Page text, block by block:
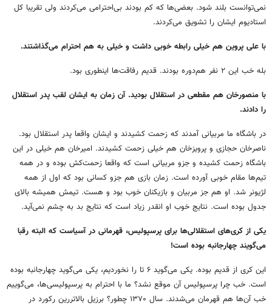
نمی‌توانست بلند شود. بعضی‌ها که کم بودند بی‌احترامی می‌کردند ولی تقریبا کل
استادیوم ایشان را تشویق می‌کردند.
با علی پروین هم خیلی رابطه خوبی داشت و خیلی به هم احترام می‌گذاشتند.
بله خب این ۲ نفر هم‌دوره بودند. قدیم رفاقت‌ها اینطوری بود.
با منصورخان هم مقطعی در استقلال بودید. آن زمان به ایشان لقب پدر استقلال
را دادند.
در باشگاه ما مربیانی آمدند که زحمت کشیدند و ایشان واقعا پدر استقلال بود.
ناصرخان حجازی و پرویزخان هم خیلی زحمت کشیدند. امیرخان هم خیلی در این
باشگاه زحمت کشیده و جزو مربیانی است که واقعا زحمت‌کش بوده و در همه
تیم‌ها مقام خوبی آورده است. زمان بازی هم جزو کسانی بود که اول از همه
لژیونر شد. او هم جز مربیان و بازیکنان خوب بود و هست. تیمش همیشه بالای
جدول بوده است. نتایج خوب او انقدر زیاد است که نتایج بد به چشم نمی‌آید.
یکی از کری‌های استقلالی‌ها برای پرسپولیس، قهرمانی در آسیاست که البته رقبا
می‌گویند چهارجانبه بوده است!
این کری از قدیم بوده. یکی می‌گوید ۶ تا را نخوردیم، یکی می‌گوید چهارجانبه بوده
است. خب چرا پرسپولیس آن موقع نشد؟ ما با احترام به پرسپولیسی‌ها، می‌گوییم
خب آن‌ها هم قهرمان می‌شدند. سال ۱۳۷۰ چطور؟ برزیل بالاتررین رکورد در